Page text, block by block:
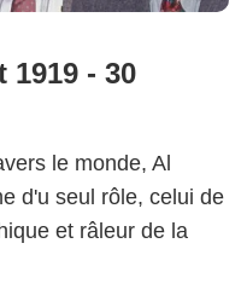
1919 - 30
le monde, Al
d'u seul rôle, celui de
et râleur de la